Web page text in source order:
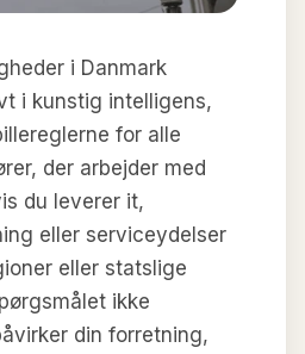
i Danmark
i kunstig intelligens,
for alle
der arbejder med
du leverer it,
eller serviceydelser
eller statslige
ikke
din forretning,